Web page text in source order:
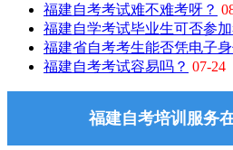
福建自考考试难不难考呀？
福建自学考试毕业生可否参
福建省自考考生能否凭电子
福建自考考试容易吗？ 07-24
福建自考培训服务